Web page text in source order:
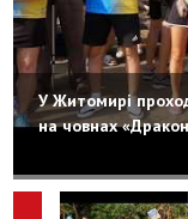
У Житомирі
на човнах